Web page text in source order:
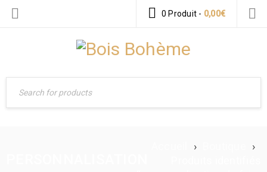
0 Produit - 0,00€
›
›